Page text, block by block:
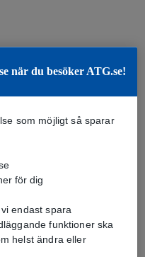
när du besöker ATG.se!
som möjligt så sparar
för dig
endast spara
funktioner ska
helst ändra eller